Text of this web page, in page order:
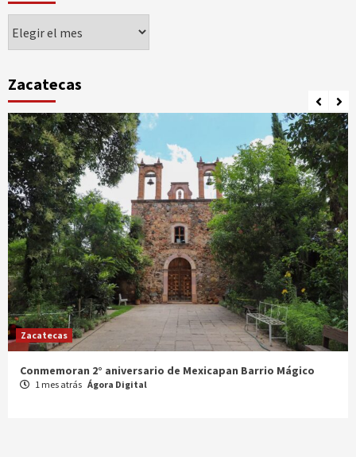
Zacatecas
Zacatecas
Conmemoran 2° aniversario de Mexicapan Barrio Mágico
1 mes atrás Ágora Digital